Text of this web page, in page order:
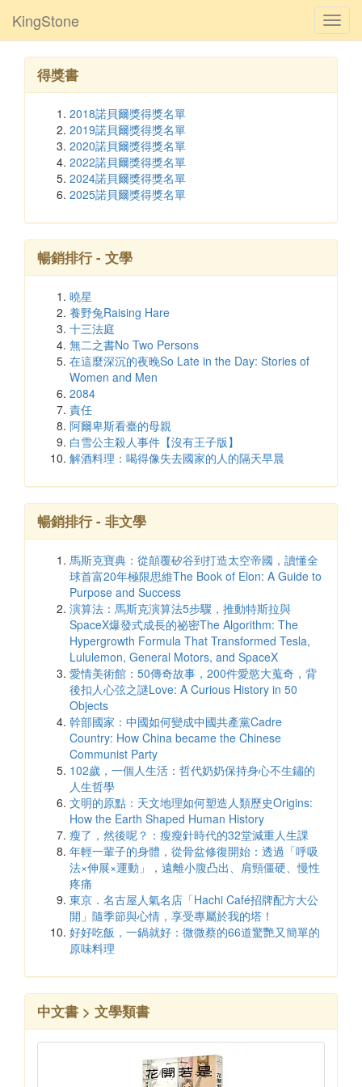
KingStone
得獎書
2018諾貝爾獎得獎名單
2019諾貝爾獎得獎名單
2020諾貝爾獎得獎名單
2022諾貝爾獎得獎名單
2024諾貝爾獎得獎名單
2025諾貝爾獎得獎名單
暢銷排行 - 文學
曉星
養野兔Raising Hare
十三法庭
無二之書No Two Persons
在這麼深沉的夜晚So Late in the Day: Stories of
Women and Men
2084
責任
阿爾卑斯看臺的母親
白雪公主殺人事件【沒有王子版】
解酒料理：喝得像失去國家的人的隔天早晨
暢銷排行 - 非文學
馬斯克寶典：從顛覆矽谷到打造太空帝國，讀懂全
球首富20年極限思維The Book of Elon: A Guide to
Purpose and Success
演算法：馬斯克演算法5步驟，推動特斯拉與
SpaceX爆發式成長的祕密The Algorithm: The
Hypergrowth Formula That Transformed Tesla,
Lululemon, General Motors, and SpaceX
愛情美術館：50傳奇故事，200件愛慾大蒐奇，背
後扣人心弦之謎Love: A Curious History in 50
Objects
幹部國家：中國如何變成中國共產黨Cadre
Country: How China became the Chinese
Communist Party
102歲，一個人生活：哲代奶奶保持身心不生鏽的
人生哲學
文明的原點：天文地理如何塑造人類歷史Origins:
How the Earth Shaped Human History
瘦了，然後呢？：瘦瘦針時代的32堂減重人生課
年輕一輩子的身體，從骨盆修復開始：透過「呼吸
法×伸展×運動」，遠離小腹凸出、肩頸僵硬、慢性
疼痛
東京．名古屋人氣名店「Hachi Café招牌配方大公
開」隨季節與心情，享受專屬於我的塔！
好好吃飯，一鍋就好：微微蔡的66道驚艷又簡單的
原味料理
中文書 > 文學類書